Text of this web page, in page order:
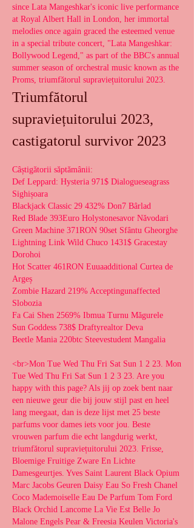
since Lata Mangeshkar's iconic live performance
at Royal Albert Hall in London, her immortal
melodies once again graced the esteemed venue
in a special tribute concert, "Lata Mangeshkar:
Bollywood Legend," as part of the BBC's annual
summer season of orchestral music known as the
Proms, triumfătorul supraviețuitorului 2023.
Triumfătorul
supraviețuitorului 2023,
castigatorul survivor 2023
Câștigătorii săptămânii:
Def Leppard: Hysteria 971$ Dialogueseagrass
Sighișoara
Blackjack Classic 29 432% Don7 Bârlad
Red Blade 393Euro Holystonesavor Năvodari
Green Machine 371RON 90set Sfântu Gheorghe
Lightning Link Wild Chuco 1431$ Gracestay
Dorohoi
Hot Scatter 461RON Euuaadditional Curtea de
Argeș
Zombie Hazard 219% Acceptingunaffected
Slobozia
Fa Cai Shen 2569% Ibmua Turnu Măgurele
Sun Goddess 738$ Draftyrealtor Deva
Beetle Mania 220btc Steevestudent Mangalia
<br>Mon Tue Wed Thu Fri Sat Sun 1 2 23. Mon
Tue Wed Thu Fri Sat Sun 1 2 3 23. Are you
happy with this page? Als jij op zoek bent naar
een nieuwe geur die bij jouw stijl past en heel
lang meegaat, dan is deze lijst met 25 beste
parfums voor dames iets voor jou. Beste
vrouwen parfum die echt langdurig werkt,
triumfătorul supraviețuitorului 2023. Frisse,
Bloemige Fruitige Zware En Lichte
Damesgeurtjes. Yves Saint Laurent Black Opium
Marc Jacobs Geuren Daisy Eau So Fresh Chanel
Coco Mademoiselle Eau De Parfum Tom Ford
Black Orchid Lancome La Vie Est Belle Jo
Malone Engels Pear & Freesia Keulen Victoria's